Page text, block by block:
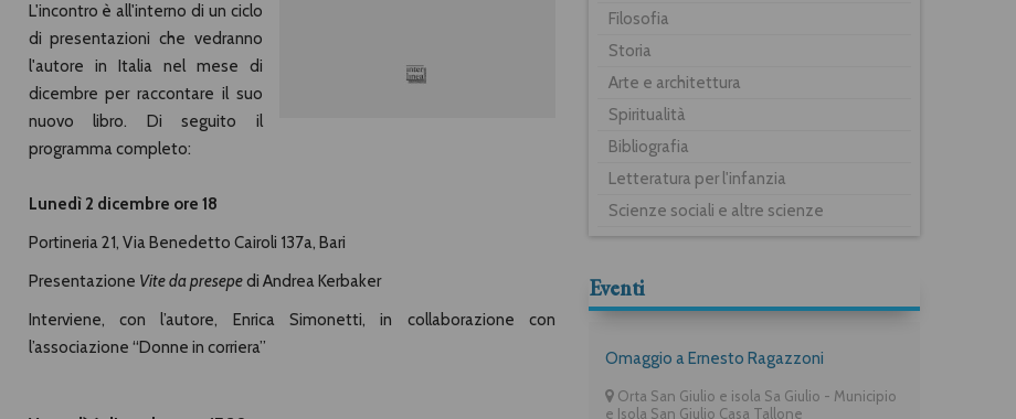
L'incontro è all'interno di un ciclo
di presentazioni che vedranno
l'autore in Italia nel mese di
dicembre per raccontare il suo
nuovo libro. Di seguito il
programma completo:
Lunedì 2 dicembre ore 18
Portineria 21, Via Benedetto Cairoli 137a, Bari
Presentazione Vite da presepedi Andrea Kerbaker
Interviene, con l’autore, Enrica Simonetti, in collaborazione con
l’associazione “Donne in corriera”
Filosofia
Storia
Arte e architettura
Spiritualità
Bibliografia
Letteratura per l'infanzia
Scienze sociali e altre scienze
Eventi
Omaggio a Ernesto Ragazzoni
Orta San Giulio e isola Sa Giulio - Municipio
e Isola San Giulio Casa Tallone